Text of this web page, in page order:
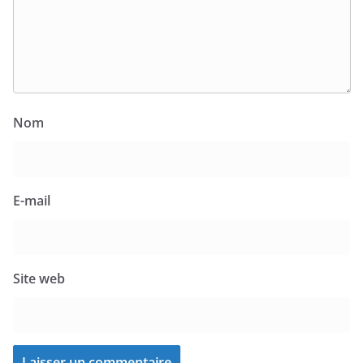
Nom
E-mail
Site web